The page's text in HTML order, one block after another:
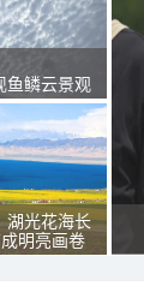
鱼鳞云景观
湖光花海长
明亮画卷